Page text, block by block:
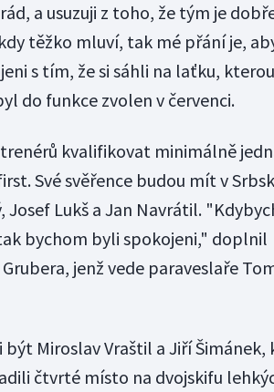
a usuzuji z toho, že tým je
těžko mluví, tak mé přání je,
s tím, že si sáhli na laťku,
do funkce zvolen v červenci.
kvalifikovat minimálně
Své svěřence budou mít v
Josef Lukš a Jan Navrátil.
bychom byli spokojeni," doplnil
jenž vede paraveslaře
Miroslav Vraštil a Jiří Šimánek,
čtvrté místo na dvojskifu